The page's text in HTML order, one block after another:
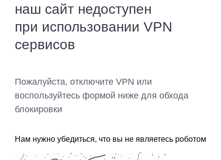
наш сайт недоступен
при использовании VPN
сервисов
Пожалуйста, отключите VPN или
воспользуйтесь формой ниже для обхода
блокировки
Нам нужно убедиться, что вы не являетесь роботом